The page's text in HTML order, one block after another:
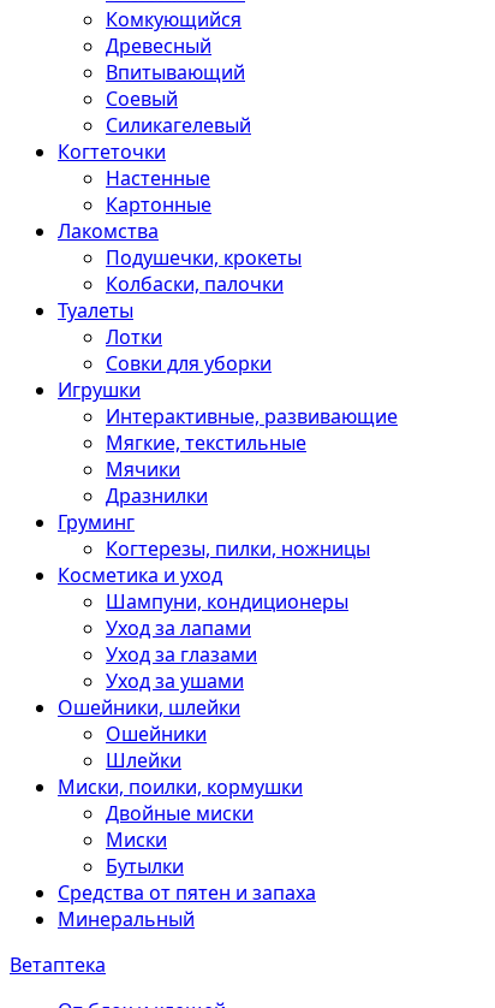
Комкующийся
Древесный
Впитывающий
Соевый
Силикагелевый
Когтеточки
Настенные
Картонные
Лакомства
Подушечки, крокеты
Колбаски, палочки
Туалеты
Лотки
Совки для уборки
Игрушки
Интерактивные, развивающие
Мягкие, текстильные
Мячики
Дразнилки
Груминг
Когтерезы, пилки, ножницы
Косметика и уход
Шампуни, кондиционеры
Уход за лапами
Уход за глазами
Уход за ушами
Ошейники, шлейки
Ошейники
Шлейки
Миски, поилки, кормушки
Двойные миски
Миски
Бутылки
Средства от пятен и запаха
Минеральный
Ветаптека